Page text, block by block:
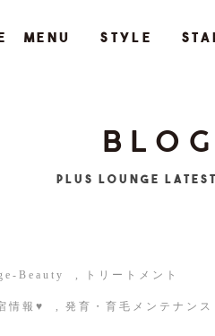
MENU STYLE
BLOG
Plus Lounge LATEST
Beauty トリートメント
情報♥ 発育・育毛メンテナンス